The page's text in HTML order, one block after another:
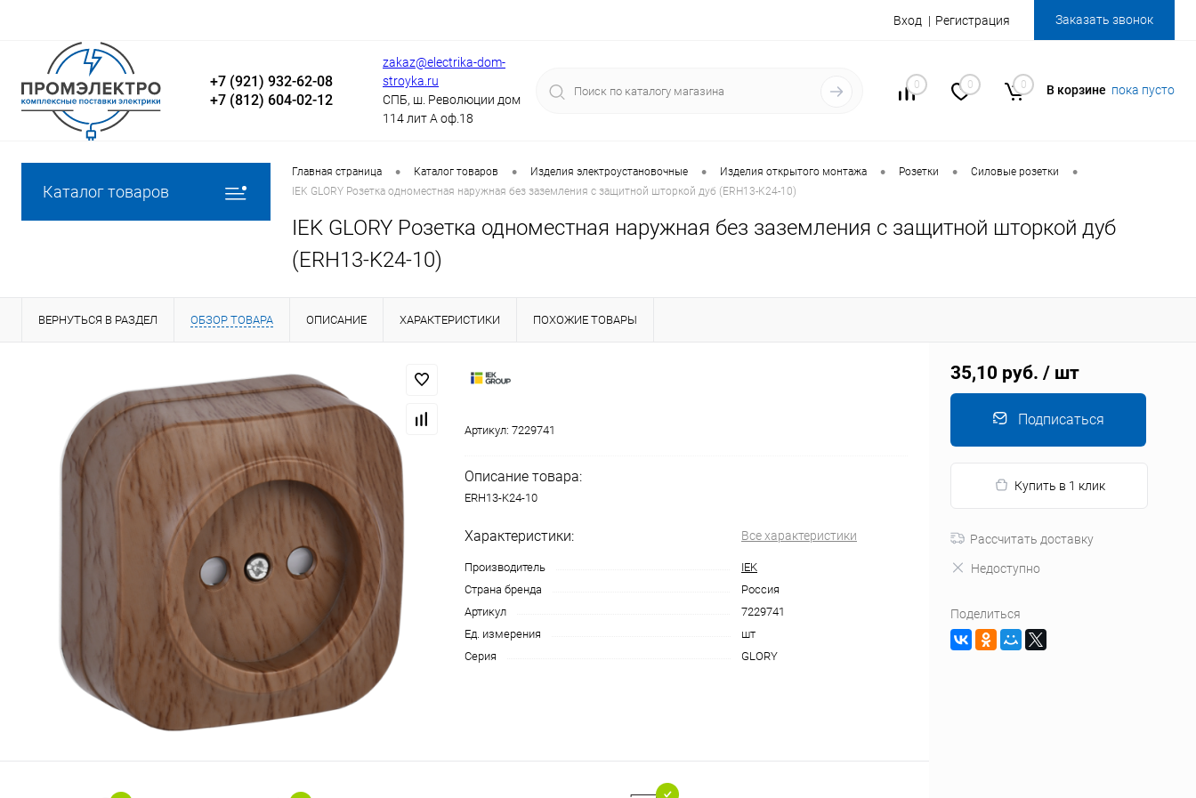
Вход Регистрация Заказать звонок
+7 (921) 932-62-08
+7 (812) 604-02-12
zakaz@electrika-dom-
stroyka.ru
СПБ, ш. Революции дом
114 лит А оф.18
0 0 0 В корзине пока пусто
Каталог товаров
Главная страница • Каталог товаров • Изделия электроустановочные • Изделия открытого монтажа • Розетки • Силовые розетки •
IEK GLORY Розетка одноместная наружная без заземления с защитной шторкой дуб (ERH13-K24-10)
IEK GLORY Розетка одноместная наружная без заземления с защитной шторкой дуб
(ERH13-K24-10)
ВЕРНУТЬСЯ В РАЗДЕЛ ОБЗОР ТОВАРА ОПИСАНИЕ ХАРАКТЕРИСТИКИ ПОХОЖИЕ ТОВАРЫ
Артикул: 7229741
Описание товара:
ERH13-K24-10
Характеристики: Все характеристики
Производитель
IEK
Страна бренда
Россия
Артикул
7229741
Ед. измерения
шт
Серия
GLORY
35,10 руб. / шт
Подписаться
Купить в 1 клик
Рассчитать доставку
Недоступно
Поделиться